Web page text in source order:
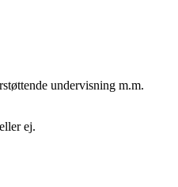
undervisning m.m.
ej.